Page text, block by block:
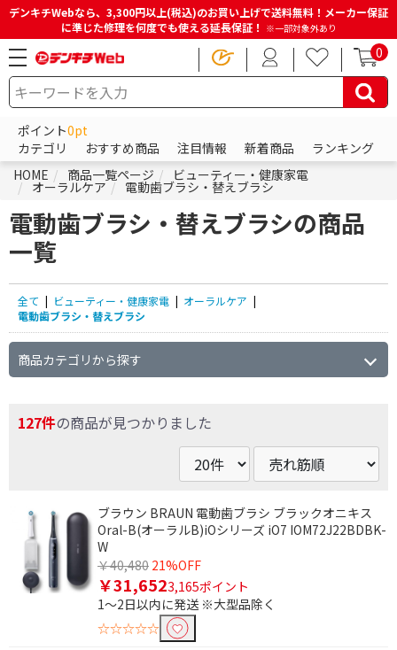
デンキチWebなら、3,300円以上(税込)のお買い上げで送料無料！メーカー保証
に準じた修理を何度でも使える延長保証！ ※一部対象外あり
0
ポイント0pt
カテゴリ
おすすめ商品 注目情報 新着商品
ランキング
HOME
商品一覧ページ ビューティー・健康家電
オーラルケア 電動歯ブラシ・替えブラシ
電動歯ブラシ・替えブラシの商品
一覧
全て | ビューティー・健康家電 | オーラルケア |
電動歯ブラシ・替えブラシ
商品カテゴリから探す
127件の商品が見つかりました
ブラウン BRAUN 電動歯ブラシ ブラックオニキス
Oral-B(オーラルB)iOシリーズ iO7 IOM72J22BDBK-
W
￥40,480 21%OFF
￥31,6523,165ポイント
1～2日以内に発送 ※大型品除く
☆☆☆☆☆